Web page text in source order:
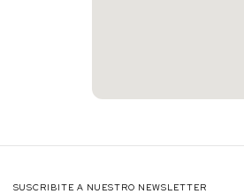
SUSCRIBITE A NUESTRO NEWSLETTER